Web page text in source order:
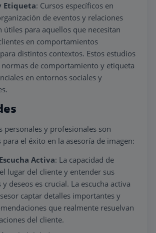
Etiqueta: Cursos específicos en
de eventos y relaciones
útiles para aquellos que necesitan
en comportamientos
distintos contextos. Estos estudios
normas de comportamiento y etiqueta
en entornos sociales y
personales y profesionales son
el éxito en la asesoría de imagen:
Activa: La capacidad de
lugar del cliente y entender sus
y deseos es crucial. La escucha activa
captar detalles importantes y
que realmente resuelvan
del cliente.